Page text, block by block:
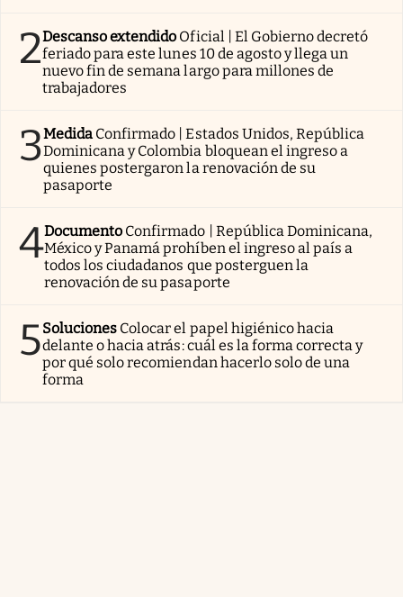
2Descanso extendido Oficial | El Gobierno decretó
feriado para este lunes 10 de agosto y llega un
nuevo fin de semana largo para millones de
trabajadores
3Medida Confirmado | Estados Unidos, República
Dominicana y Colombia bloquean el ingreso a
quienes postergaron la renovación de su
pasaporte
4Documento Confirmado | República Dominicana,
México y Panamá prohíben el ingreso al país a
todos los ciudadanos que posterguen la
renovación de su pasaporte
5Soluciones Colocar el papel higiénico hacia
delante o hacia atrás: cuál es la forma correcta y
por qué solo recomiendan hacerlo solo de una
forma